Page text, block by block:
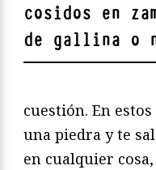
cosidos en
de gallina o
cuestión. En
una piedra y te
en cualquier